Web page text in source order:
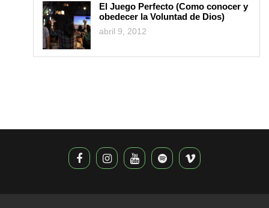
El Juego Perfecto (Como conocer y
obedecer la Voluntad de Dios)
abril 9, 2012